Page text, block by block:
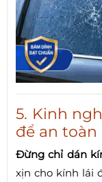
5. Kinh
để an toàn
Đừng chỉ dán
xịn cho kính lái